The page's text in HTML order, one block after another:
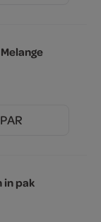
in pak